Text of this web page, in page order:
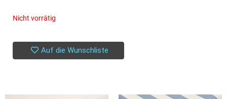
Nicht vorrätig
Auf die Wunschliste